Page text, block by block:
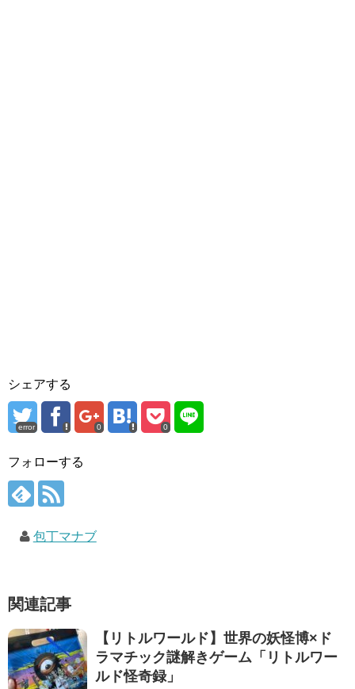
シェアする
error 0 0
フォローする
包丁マナブ
関連記事
【リトルワールド】世界の妖怪博×ド
ラマチック謎解きゲーム「リトルワー
ルド怪奇録」